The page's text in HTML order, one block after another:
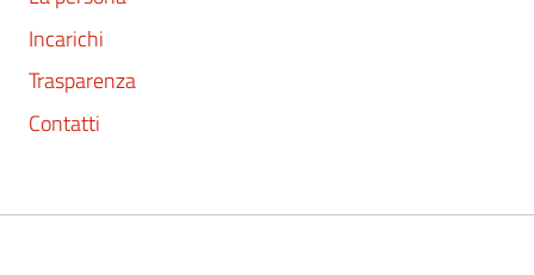
Incarichi
Trasparenza
Contatti